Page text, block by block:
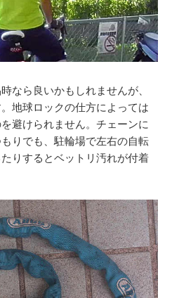
なら良いかもしれませんが、
地球ロックの仕方によっては
避けられません。チェーンに
りでも、駐輪場で左右の自転
りするとベットリ汚れが付着